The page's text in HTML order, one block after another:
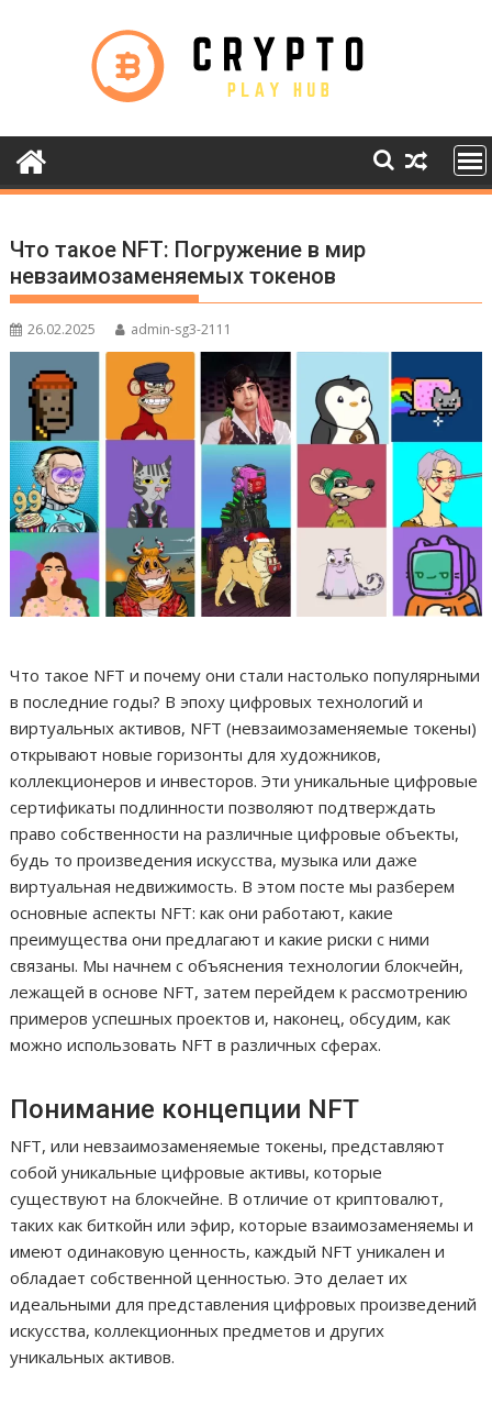
Что такое NFT: Погружение в мир
невзаимозаменяемых токенов
26.02.2025 admin-sg3-2111
Что такое NFT и почему они стали настолько популярными
в последние годы? В эпоху цифровых технологий и
виртуальных активов, NFT (невзаимозаменяемые токены)
открывают новые горизонты для художников,
коллекционеров и инвесторов. Эти уникальные цифровые
сертификаты подлинности позволяют подтверждать
право собственности на различные цифровые объекты,
будь то произведения искусства, музыка или даже
виртуальная недвижимость. В этом посте мы разберем
основные аспекты NFT: как они работают, какие
преимущества они предлагают и какие риски с ними
связаны. Мы начнем с объяснения технологии блокчейн,
лежащей в основе NFT, затем перейдем к рассмотрению
примеров успешных проектов и, наконец, обсудим, как
можно использовать NFT в различных сферах.
Понимание концепции NFT
NFT, или невзаимозаменяемые токены, представляют
собой уникальные цифровые активы, которые
существуют на блокчейне. В отличие от криптовалют,
таких как биткойн или эфир, которые взаимозаменяемы и
имеют одинаковую ценность, каждый NFT уникален и
обладает собственной ценностью. Это делает их
идеальными для представления цифровых произведений
искусства, коллекционных предметов и других
уникальных активов.